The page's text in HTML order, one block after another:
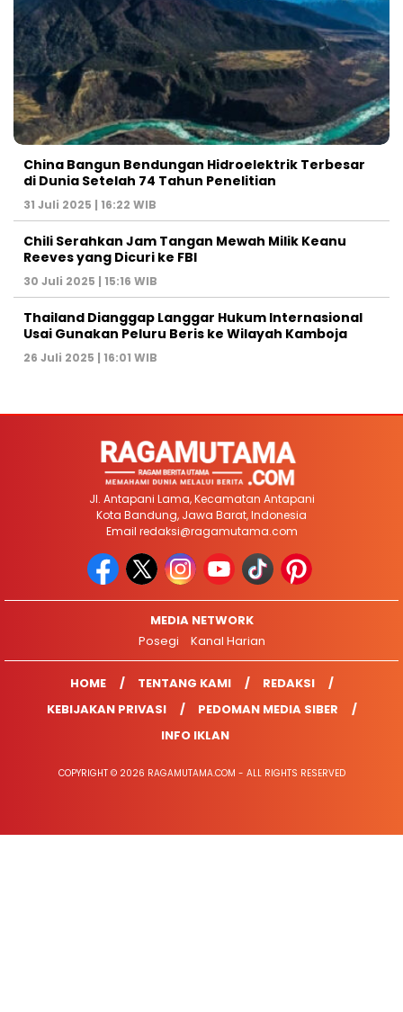
China Bangun Bendungan Hidroelektrik Terbesar
di Dunia Setelah 74 Tahun Penelitian
31 Juli 2025 | 16:22 WIB
Chili Serahkan Jam Tangan Mewah Milik Keanu
Reeves yang Dicuri ke FBI
30 Juli 2025 | 15:16 WIB
Thailand Dianggap Langgar Hukum Internasional
Usai Gunakan Peluru Beris ke Wilayah Kamboja
26 Juli 2025 | 16:01 WIB
Jl. Antapani Lama, Kecamatan Antapani
Kota Bandung, Jawa Barat, Indonesia
Email redaksi@ragamutama.com
MEDIA NETWORK
Posegi
Kanal Harian
HOME TENTANG KAMI
REDAKSI
KEBIJAKAN PRIVASI
PEDOMAN MEDIA SIBER
INFO IKLAN
COPYRIGHT © 2026 RAGAMUTAMA.COM - ALL RIGHTS RESERVED